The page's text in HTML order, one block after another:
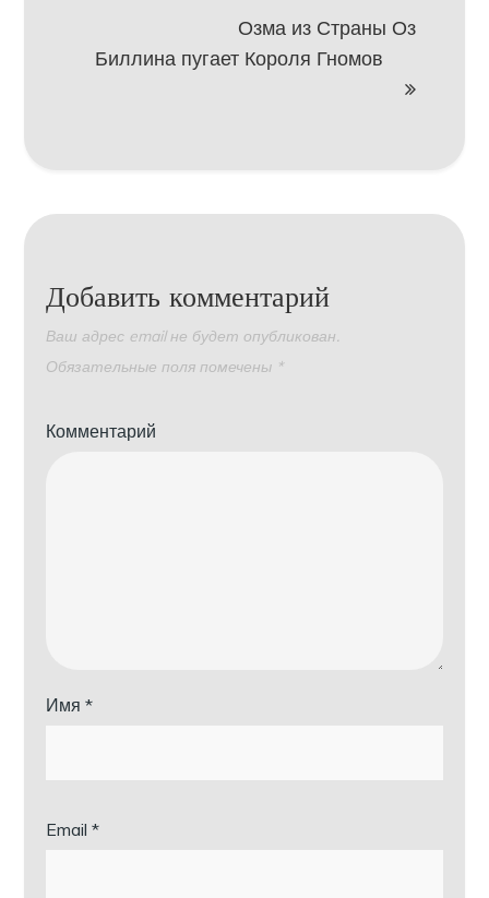
Озма из Страны Оз
Биллина пугает Короля Гномов
Добавить комментарий
Ваш адрес email не будет опубликован.
Обязательные поля помечены *
Комментарий
Имя*
Email*